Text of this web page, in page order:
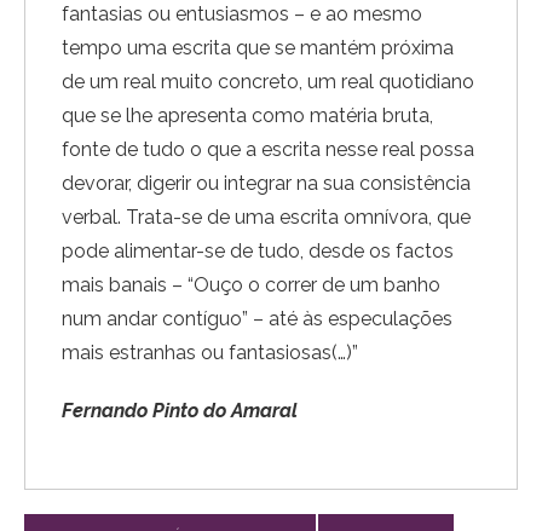
fantasias ou entusiasmos – e ao mesmo
tempo uma escrita que se mantém próxima
de um real muito concreto, um real quotidiano
que se lhe apresenta como matéria bruta,
fonte de tudo o que a escrita nesse real possa
devorar, digerir ou integrar na sua consistência
verbal. Trata-se de uma escrita omnívora, que
pode alimentar-se de tudo, desde os factos
mais banais – “Ouço o correr de um banho
num andar contíguo” – até às especulações
mais estranhas ou fantasiosas(…)”
Fernando Pinto do Amaral